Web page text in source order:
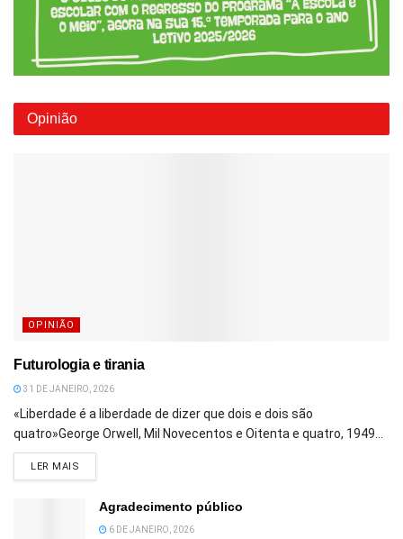
Opinião
OPINIÃO
Futurologia e tirania
31 DE JANEIRO, 2026
«Liberdade é a liberdade de dizer que dois e dois são
quatro»George Orwell, Mil Novecentos e Oitenta e quatro, 1949...
LER MAIS
Agradecimento público
6 DE JANEIRO, 2026